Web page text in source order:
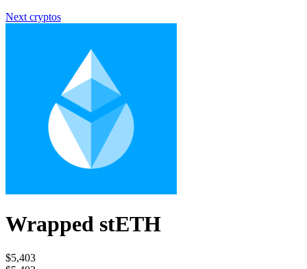
Next cryptos
Wrapped stETH
$5,403
Politique de Confidentialité
Moning est une plateforme ne gérant aucun fond et à visée purement
Les données présentées sont issues de différents fournisseurs et
peuvent comporter des erreurs. Nous vous invitons à toujours
Tout investissement financier comporte des risques dont la perte